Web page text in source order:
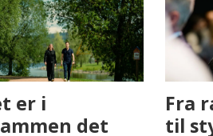
Fenistra endrer
eiendomsbransjen